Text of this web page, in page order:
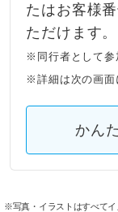
たはお客様
ただけます。
※同行者として参
※詳細は次の画面
かん
※写真・イラストはすべて